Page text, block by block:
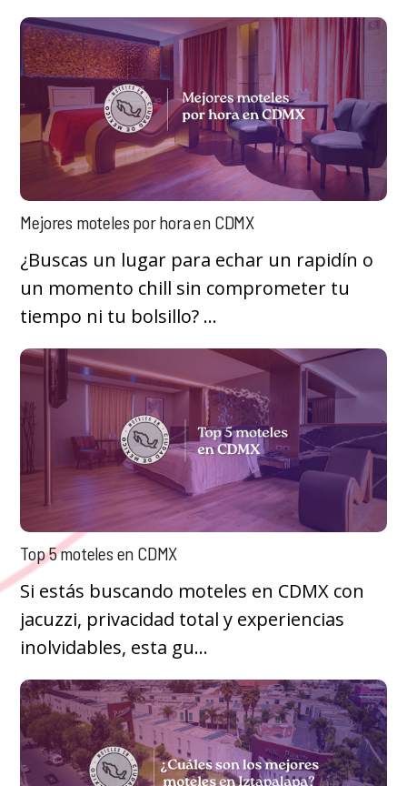
Mejores moteles por hora en CDMX
¿Buscas un lugar para echar un rapidín o
un momento chill sin comprometer tu
tiempo ni tu bolsillo? ...
Top 5 moteles en CDMX
Si estás buscando moteles en CDMX con
jacuzzi, privacidad total y experiencias
inolvidables, esta gu...